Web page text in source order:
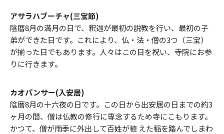
アサラハブーチャ(三宝節)
陰暦8月の満月の日で、釈迦が最初の説教を行い、最初の子
弟ができた日です。これにより、仏・法・僧の3つ（三宝）
が揃った日でもあります。人々はこの日を祝い、寺院にお参
りに行きます。
カオパンサー(入安居)
陰暦8月の十六夜の日です。この日から出安居の日までの約3
ヶ月の間、僧は仏教の修行に専念するため寺にこもります。
かつて、僧が雨季に外出して百姓が植 えた稲を踏んでしまわ